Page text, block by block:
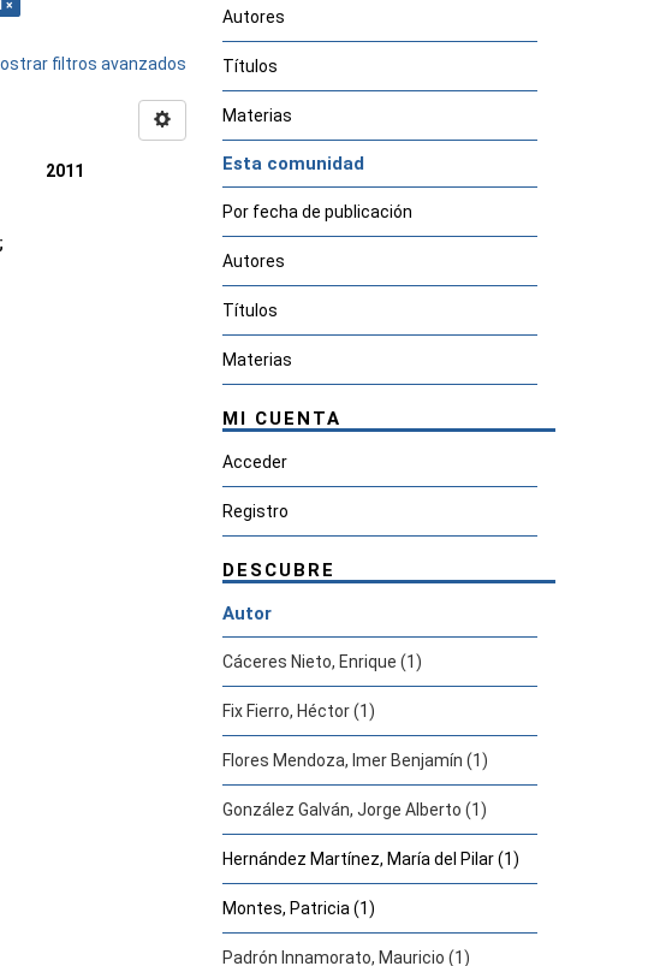
×
filtros avanzados
;
2011
Autores
Títulos
Materias
Esta comunidad
Por fecha de publicación
Autores
Títulos
Materias
MI CUENTA
Acceder
Registro
DESCUBRE
Autor
Cáceres Nieto, Enrique (1)
Fix Fierro, Héctor (1)
Flores Mendoza, Imer Benjamín (1)
González Galván, Jorge Alberto (1)
Hernández Martínez, María del Pilar (1)
Montes, Patricia (1)
Padrón Innamorato, Mauricio (1)